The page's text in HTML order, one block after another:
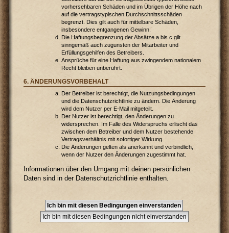
vorhersehbaren Schäden und im Übrigen der Höhe nach
auf die vertragstypischen Durchschnittsschäden
begrenzt. Dies gilt auch für mittelbare Schäden,
insbesondere entgangenen Gewinn.
Die Haftungsbegrenzung der Absätze a bis c gilt
sinngemäß auch zugunsten der Mitarbeiter und
Erfüllungsgehilfen des Betreibers.
Ansprüche für eine Haftung aus zwingendem nationalem
Recht bleiben unberührt.
6. ÄNDERUNGSVORBEHALT
Der Betreiber ist berechtigt, die Nutzungsbedingungen
und die Datenschutzrichtlinie zu ändern. Die Änderung
wird dem Nutzer per E-Mail mitgeteilt.
Der Nutzer ist berechtigt, den Änderungen zu
widersprechen. Im Falle des Widerspruchs erlischt das
zwischen dem Betreiber und dem Nutzer bestehende
Vertragsverhältnis mit sofortiger Wirkung.
Die Änderungen gelten als anerkannt und verbindlich,
wenn der Nutzer den Änderungen zugestimmt hat.
Informationen über den Umgang mit deinen persönlichen
Daten sind in der Datenschutzrichtlinie enthalten.